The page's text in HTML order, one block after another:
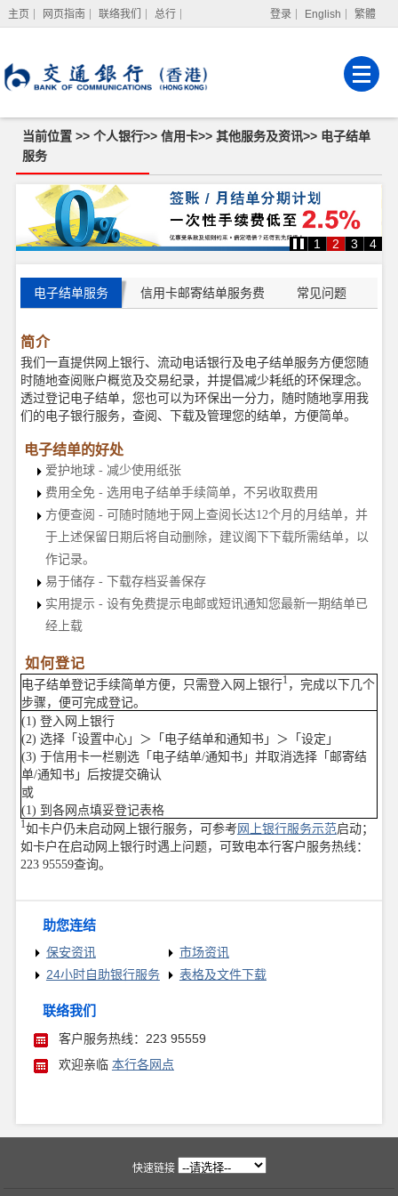
主页 网页指南 联络我们 总行 登录 English 繁體
强积金服务
当前位置 >> 个人银行>> 信用卡>> 其他服务及资讯>> 电子结单
服务
服
1 2 3 4
电子结单服务 信用卡邮寄结单服务费 常见问题
简介
我们一直提供网上银行、流动电话银行及电子结单服务方便您随
时随地查阅账户概览及交易纪录，并提倡减少耗纸的环保理念。
透过登记电子结单，您也可以为环保出一分力，随时随地享用我
们的电子银行服务，查阅、下载及管理您的结单，方便简单。
电子结单的好处
爱护地球 - 减少使用纸张
费用全免 - 选用电子结单手续简单，不另收取费用
方便查阅 - 可随时随地于网上查阅长达12个月的月结单，并
于上述保留日期后将自动删除，建议阁下下载所需结单，以
作记录。
易于储存 - 下载存档妥善保存
实用提示 - 设有免费提示电邮或短讯通知您最新一期结单已
经上载
如何登记
电子结单登记手续简单方便，只需登入网上银行1 ，完成以下几个
步骤，便可完成登记。
(1) 登入网上银行
(2) 选择「设置中心」＞「电子结单和通知书」＞「设定」
(3) 于信用卡一栏剔选「电子结单/通知书」并取消选择「邮寄结
单/通知书」后按提交确认
或
(1) 到各网点填妥登记表格
1如卡户仍未启动网上银行服务，可参考网上银行服务示范启动；
如卡户在启动网上银行时遇上问题，可致电本行客户服务热线：
223 95559查询。
助您连结
保安资讯
市场资讯
24小时自助银行服务
表格及文件下载
联络我们
客户服务热线：223 95559
欢迎亲临 本行各网点
快速链接